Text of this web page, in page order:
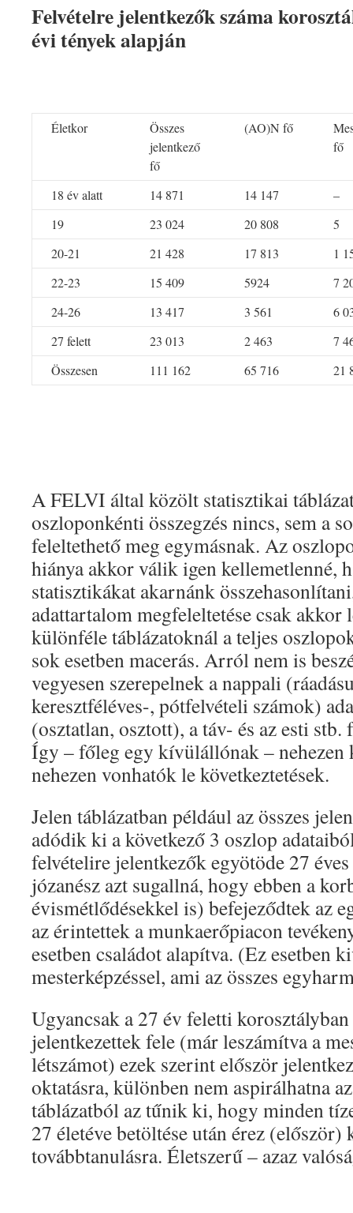
Felvételre jelentkezők száma
évi tények alapján
Életkor
Összes
jelentkező
fő
(AO)N fő
fő
18 év alatt 14 871 14 147
–
19
23 024 20 808
5
20-21
21 428 17 813
1
22-23
15 409 5924
7
24-26
13 417 3 561
6
27 felett
23 013 2 463
7
Összesen
111 162 65 716 21
A FELVI által közölt statisztikai
oszloponkénti összegzés nincs, sem a
feleltethető meg egymásnak. Az
hiánya akkor válik igen kellemetlenné,
statisztikákat akarnánk
adattartalom megfeleltetése csak akkor
különféle táblázatoknál a teljes
sok esetben macerás. Arról nem is
vegyesen szerepelnek a nappali
keresztféléves-, pótfelvételi számok)
(osztatlan, osztott), a táv- és az esti
Így – főleg egy kívülállónak – nehezen
nehezen vonhatók le következtetések.
Jelen táblázatban például az összes
adódik ki a következő 3 oszlop
felvételire jelentkezők egyötöde 27
józanész azt sugallná, hogy ebben a
évismétlődésekkel is) befejeződtek az
az érintettek a munkaerőpiacon
esetben családot alapítva. (Ez esetben
mesterképzéssel, ami az összes
Ugyancsak a 27 év feletti
jelentkezettek fele (már leszámítva a
létszámot) ezek szerint először
oktatásra, különben nem aspirálhatna
táblázatból az tűnik ki, hogy minden
27 életéve betöltése után érez (először)
továbbtanulásra. Életszerű – azaz